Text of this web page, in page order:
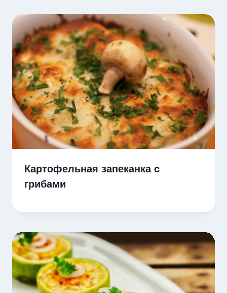
Картофельная запеканка с
грибами